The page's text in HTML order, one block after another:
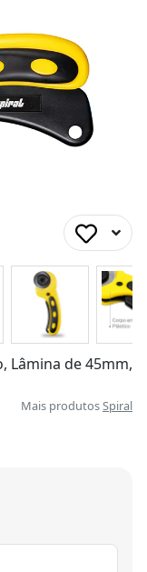
Lâmina de 45mm,
Mais produtosSpiral